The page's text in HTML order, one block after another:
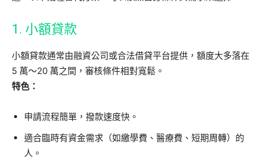
1. 小額貸款
小額貸款通常由融資公司或合法借貸平台提供，額度大多落在
5 萬～20 萬之間，審核條件相對寬鬆。
特色：
申請流程簡單，撥款速度快。
適合臨時有資金需求（如繳學費、醫療費、短期周轉）的
人。